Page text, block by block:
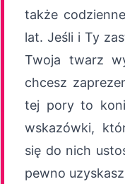
także
lat. Jeśli i Ty
Twoja twarz
chcesz
tej pory to
wskazówki,
się do nich
pewno